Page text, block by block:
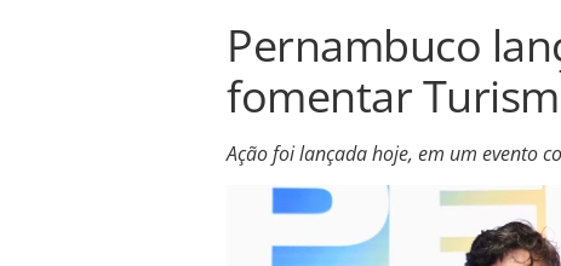
Pernambuco
fomentar
Ação foi lançada hoje, em um evento